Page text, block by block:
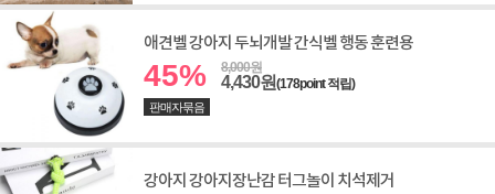
애견벨 강아지 두뇌개발 간식벨 행동 훈련용
45% 8,000원
4,430원(178point 적립)
판매자묶음
강아지 강아지장난감 터그놀이 치석제거